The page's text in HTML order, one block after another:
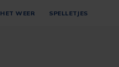
HET WEER SPELLETJES